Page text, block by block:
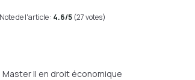
Note de l'article : 4.6/5(27 votes)
Master II en droit économique